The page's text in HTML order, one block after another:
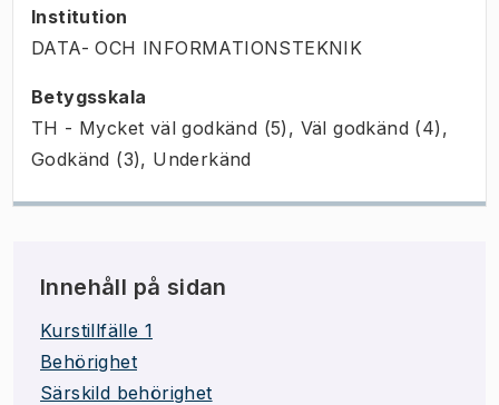
Institution
DATA- OCH INFORMATIONSTEKNIK
Betygsskala
TH - Mycket väl godkänd (5), Väl godkänd (4),
Godkänd (3), Underkänd
Innehåll på sidan
Kurstillfälle 1
Behörighet
Särskild behörighet